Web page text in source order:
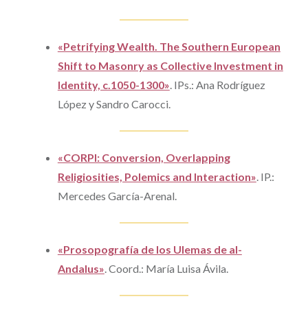
«Petrifying Wealth. The Southern European
Shift to Masonry as Collective Investment in
Identity, c.1050-1300» . IPs.: Ana Rodríguez
López y Sandro Carocci.
«CORPI: Conversion, Overlapping
Religiosities, Polemics and Interaction» . IP.:
Mercedes García-Arenal.
«Prosopografía de los Ulemas de al-
Andalus» . Coord.: María Luisa Ávila.